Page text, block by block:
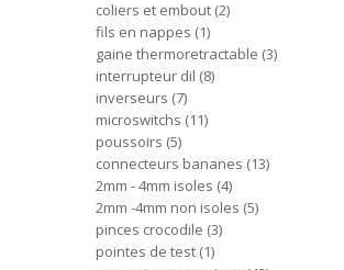
coliers et embout 2
fils en nappes 1
gaine thermoretractable 3
interrupteur dil 8
inverseurs 7
microswitchs 11
poussoirs 5
connecteurs bananes 13
2mm - 4mm isoles 4
2mm -4mm non isoles 5
pinces crocodile 3
pointes de test 1